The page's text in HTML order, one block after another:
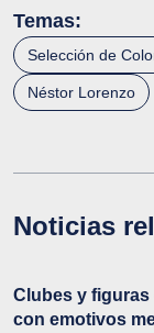
Temas:
Selección de
Néstor Lorenzo
Noticias
Clubes y
con emotivos